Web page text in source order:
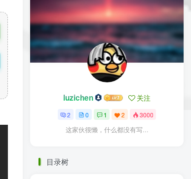
luzichen 关注
2 0 1 2 3000
这家伙很懒，什么都没有写...
目录树